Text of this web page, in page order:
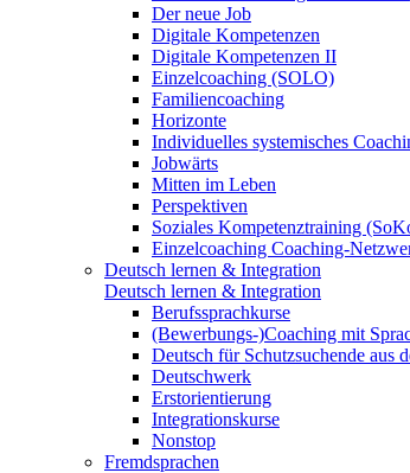
Der neue Job
Digitale Kompetenzen
Digitale Kompetenzen II
Einzelcoaching (SOLO)
Familiencoaching
Horizonte
Individuelles systemisches
Jobwärts
Mitten im Leben
Perspektiven
Soziales Kompetenztraining
Einzelcoaching Coaching-
Deutsch lernen & Integration
Deutsch lernen & Integration
Berufssprachkurse
(Bewerbungs-)Coaching mit
Deutsch für Schutzsuchende aus
Deutschwerk
Erstorientierung
Integrationskurse
Nonstop
Fremdsprachen